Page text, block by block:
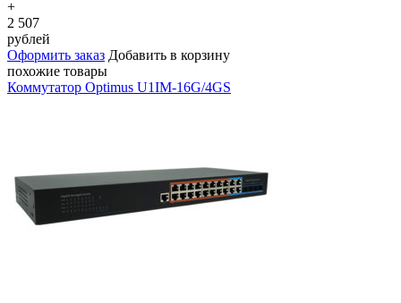
+
2 507
рублей
Оформить заказ Добавить в корзину
похожие товары
Коммутатор Optimus U1IM-16G/4GS